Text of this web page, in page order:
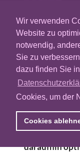
Wir verwenden
Website zu
notwendig,
Sie zu
dazu finden Sie
Cookies, um der
Cookies
Der
derzeit
innovativen
insbesondere
(DOOH) auf
speziell für
“CO2 per
daraufhin